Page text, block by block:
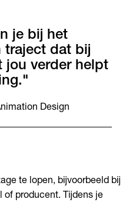
je bij het
traject dat bij
jou verder helpt
Design
te lopen, bijvoorbeeld bij
of producent. Tijdens je